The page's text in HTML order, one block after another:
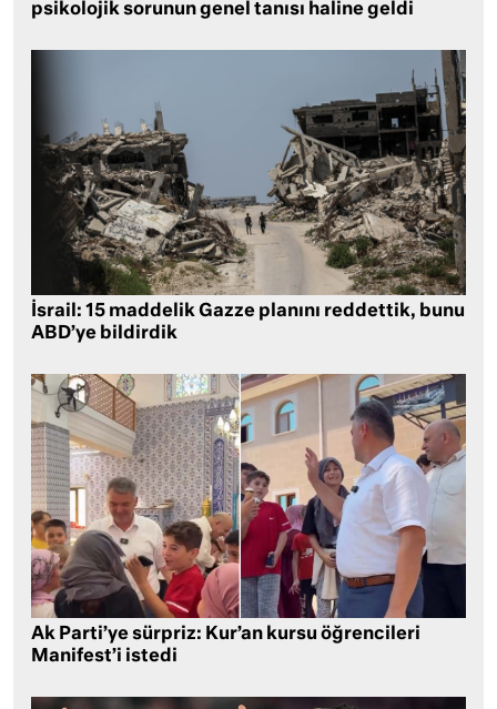
psikolojik sorunun genel tanısı haline geldi
İsrail: 15 maddelik Gazze planını reddettik, bunu
ABD’ye bildirdik
Ak Parti’ye sürpriz: Kur’an kursu öğrencileri
Manifest’i istedi